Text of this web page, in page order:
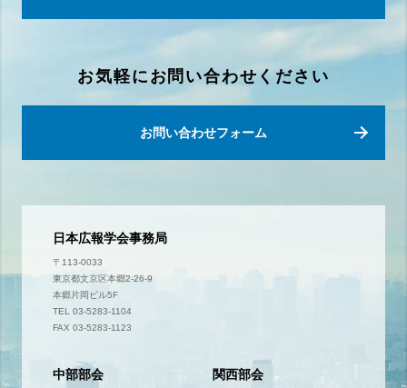
お気軽にお問い合わせください
お問い合わせフォーム
日本広報学会事務局
〒113-0033
東京都文京区本郷2-26-9
本郷片岡ビル5F
TEL 03-5283-1104
FAX 03-5283-1123
中部部会 関西部会